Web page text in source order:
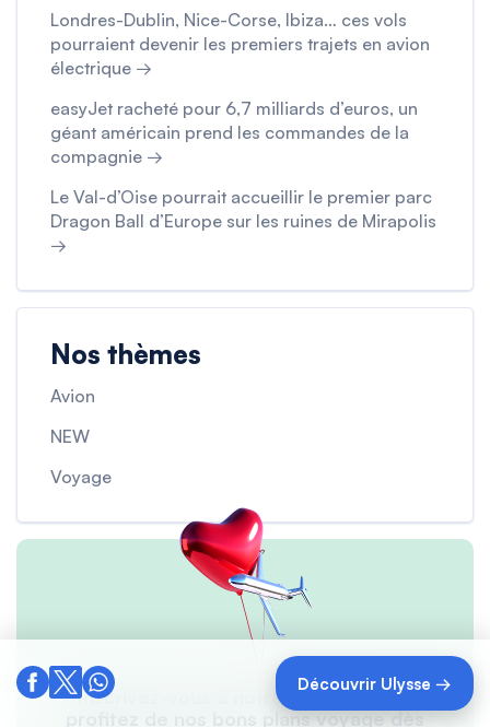
Découvrir Ulysse →
Londres-Dublin, Nice-Corse, Ibiza… ces vols
pourraient devenir les premiers trajets en avion
électrique →
easyJet racheté pour 6,7 milliards d’euros, un
géant américain prend les commandes de la
compagnie →
Le Val-d’Oise pourrait accueillir le premier parc
Dragon Ball d’Europe sur les ruines de Mirapolis
→
Nos thèmes
Avion
NEW
Voyage
Inscrivez-vous à notre newsletter et
profitez de nos bons plans voyage dès